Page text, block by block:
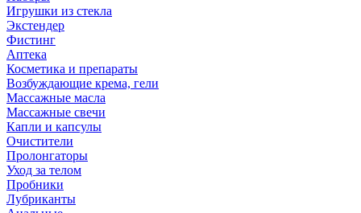
Игрушки из стекла
Экстендер
Фистинг
Аптека
Косметика и препараты
Возбуждающие крема, гели
Массажные масла
Массажные свечи
Капли и капсулы
Очистители
Пролонгаторы
Уход за телом
Пробники
Лубриканты